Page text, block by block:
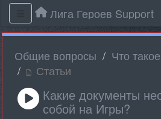
Лига Героев Support
Общие вопросы
Что
Статьи
Какие документы
собой на Игры?